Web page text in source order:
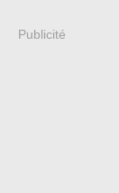
Publicité